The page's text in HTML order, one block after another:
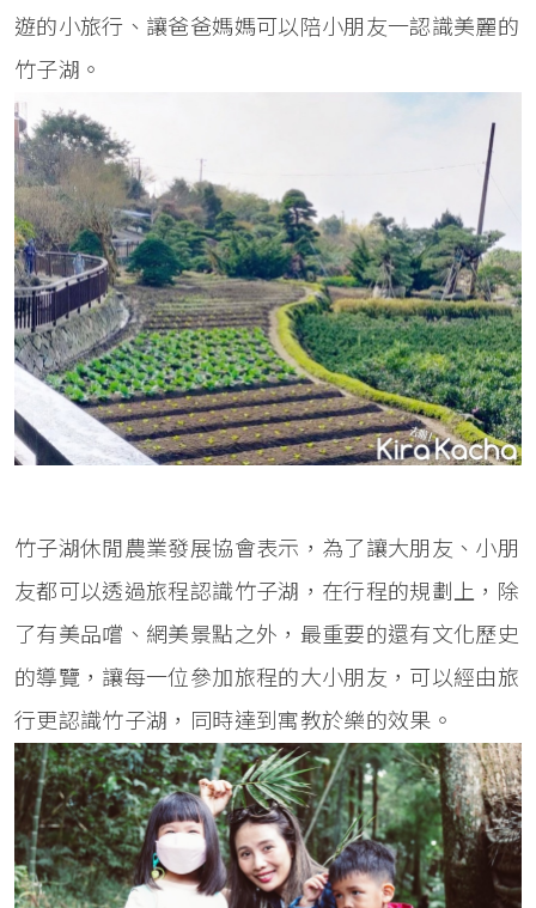
遊的小旅行、讓爸爸媽媽可以陪小朋友一認識美麗的
竹子湖。
竹子湖休閒農業發展協會表示，為了讓大朋友、小朋
友都可以透過旅程認識竹子湖，在行程的規劃上，除
了有美品嚐、網美景點之外，最重要的還有文化歷史
的導覽，讓每一位參加旅程的大小朋友，可以經由旅
行更認識竹子湖，同時達到寓教於樂的效果。